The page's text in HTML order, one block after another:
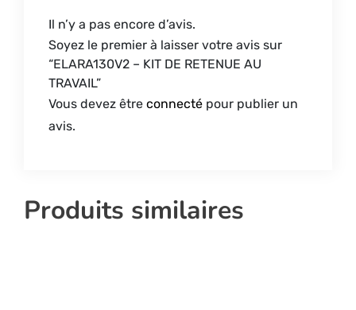
Il n’y a pas encore d’avis.
Soyez le premier à laisser votre avis sur
“ELARA130V2 – KIT DE RETENUE AU
TRAVAIL”
Vous devez être connecté pour publier un
avis.
Produits similaires